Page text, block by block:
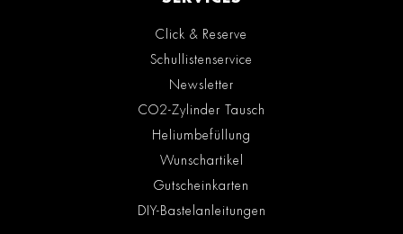
Click & Reserve
Schullistenservice
Newsletter
CO2-Zylinder Tausch
Heliumbefüllung
Wunschartikel
Gutscheinkarten
DIY-Bastelanleitungen